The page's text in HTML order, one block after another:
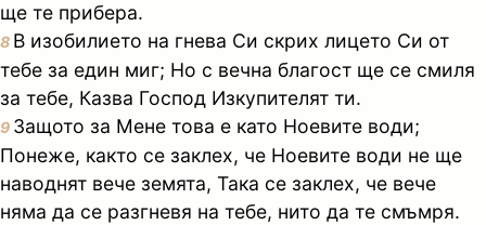
ще те прибера.
8 В изобилието на гнева Си скрих лицето Си от
тебе за един миг; Но с вечна благост ще се смиля
за тебе, Казва Господ Изкупителят ти.
9 Защото за Мене това е като Ноевите води;
Понеже, както се заклех, че Ноевите води не ще
наводнят вече земята, Така се заклех, че вече
няма да се разгневя на тебе, нито да те смъмря.